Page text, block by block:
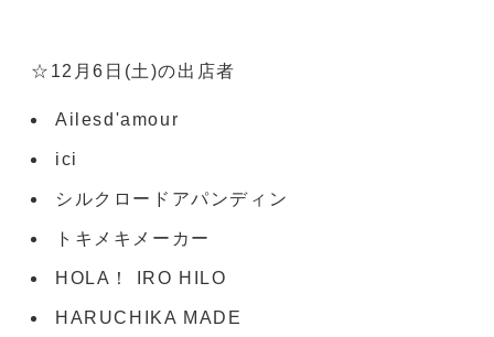
☆12月6日(土)の出店者
Ailesd'amour
ici
シルクロードアパンディン
トキメキメーカー
HOLA！ IRO HILO
HARUCHIKA MADE